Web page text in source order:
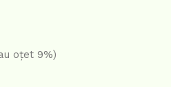
oțet 9%)